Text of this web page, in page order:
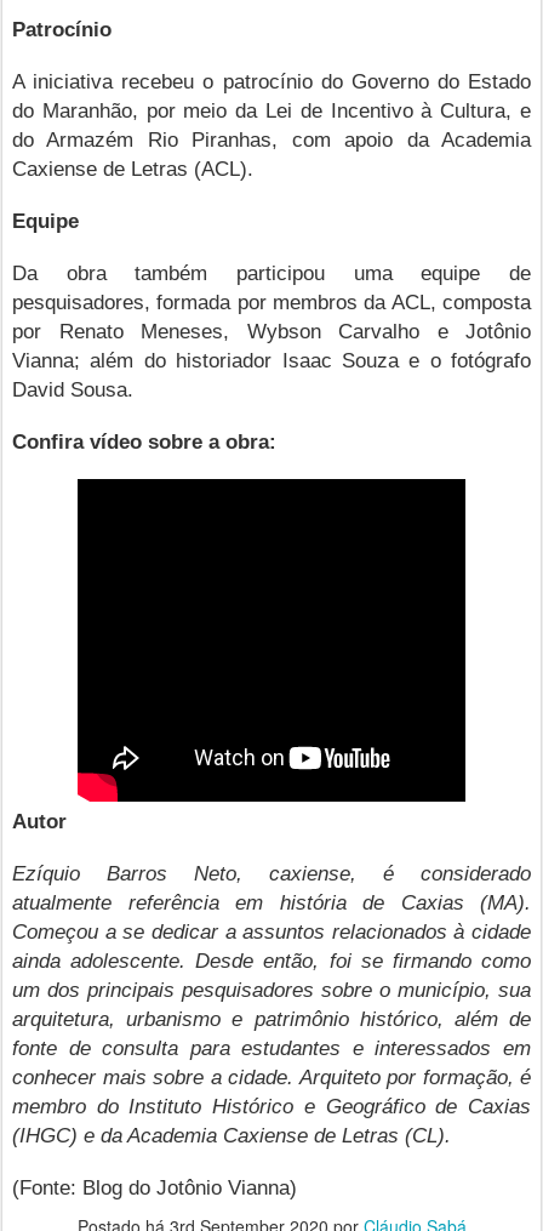
Patrocínio
A iniciativa recebeu o patrocínio do Governo do Estado
do Maranhão, por meio da Lei de Incentivo à Cultura, e
do Armazém Rio Piranhas, com apoio da Academia
Caxiense de Letras (ACL).
Equipe
Da obra também participou uma equipe de
pesquisadores, formada por membros da ACL, composta
por Renato Meneses, Wybson Carvalho e Jotônio
Vianna; além do historiador Isaac Souza e o fotógrafo
David Sousa.
Confira vídeo sobre a obra:
Autor
Ezíquio Barros Neto, caxiense, é considerado
atualmente referência em história de Caxias (MA).
Começou a se dedicar a assuntos relacionados à cidade
ainda adolescente. Desde então, foi se firmando como
um dos principais pesquisadores sobre o município, sua
arquitetura, urbanismo e patrimônio histórico, além de
fonte de consulta para estudantes e interessados em
conhecer mais sobre a cidade. Arquiteto por formação, é
membro do Instituto Histórico e Geográfico de Caxias
(IHGC) e da Academia Caxiense de Letras (CL).
(Fonte: Blog do Jotônio Vianna)
Postado há 3rd September 2020 por Cláudio Sabá